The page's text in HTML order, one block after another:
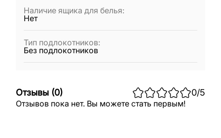
Наличие ящика для белья:
Нет
Тип подлокотников:
Без подлокотников
Отзывы (0) 0/5
Отзывов пока нет. Вы можете стать первым!